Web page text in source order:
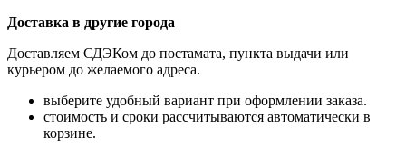
Доставка в другие города
Доставляем СДЭКом до постамата, пункта выдачи или
курьером до желаемого адреса.
выберите удобный вариант при оформлении заказа.
стоимость и сроки рассчитываются автоматически в
корзине.